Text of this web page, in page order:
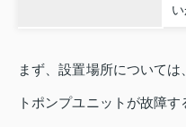
まず、設置場所について
トポンプユニットが故障